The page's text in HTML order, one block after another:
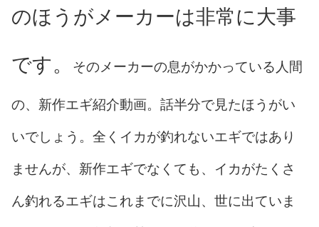
のほうがメーカーは非常に大事
です。 そのメーカーの息がかかっている人間
の、新作エギ紹介動画。話半分で見たほうがい
いでしょう。全くイカが釣れないエギではあり
ませんが、新作エギでなくても、イカがたくさ
ん釣れるエギはこれまでに沢山、世に出ていま